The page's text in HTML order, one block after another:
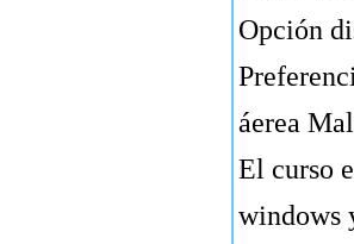
Opción
áerea
El curso
windows